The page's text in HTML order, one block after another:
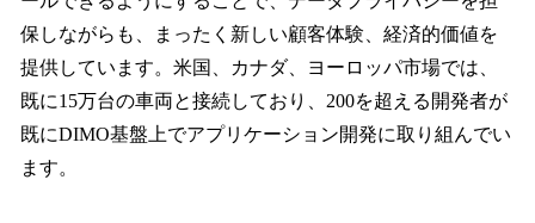
保しながらも、まったく新しい顧客体験、経済的価値を
提供しています。米国、カナダ、ヨーロッパ市場では、
既に15万台の車両と接続しており、200を超える開発者が
既にDIMO基盤上でアプリケーション開発に取り組んでい
ます。